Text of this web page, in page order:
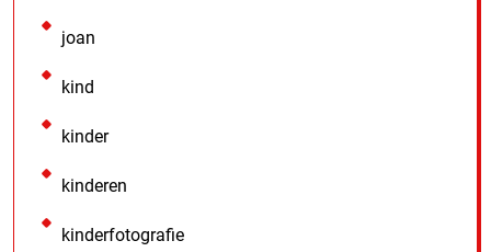
joan
kind
kinder
kinderen
kinderfotografie